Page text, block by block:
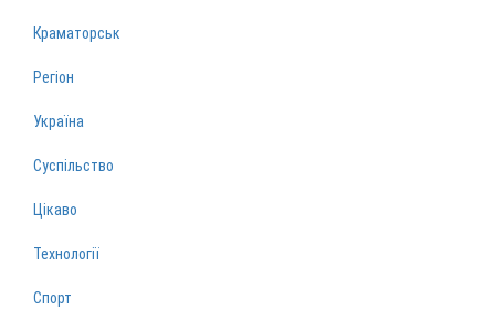
Краматорськ
Регіон
Україна
Суспільство
Цікаво
Технології
Спорт